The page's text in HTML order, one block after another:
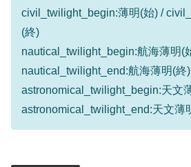
civil_twilight_begin:薄明(始) /
(終)
nautical_twilight_begin:航海薄明(
nautical_twilight_end:航海薄明(終)
astronomical_twilight_begin:天文
astronomical_twilight_end:天文薄